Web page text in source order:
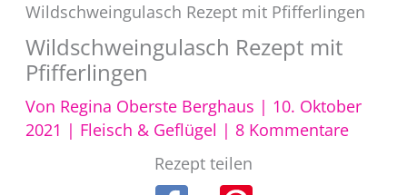
Wildschweingulasch Rezept mit Pfifferlingen
Wildschweingulasch Rezept mit
Pfifferlingen
Von Regina Oberste Berghaus | 10. Oktober
2021 | Fleisch & Geflügel | 8 Kommentare
Rezept teilen